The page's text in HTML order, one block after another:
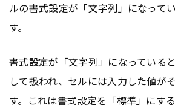
ルの書式設定が「文字列」になって
す。
書式設定が「文字列」になっている
して扱われ、セルには入力した値が
す。これは書式設定を「標準」にす